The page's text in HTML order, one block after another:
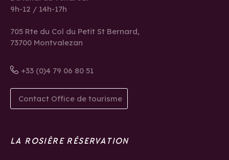
9h-12 / 14h-17h
705 Rte du Col du Petit St Bernard,
73700 Montvalezan
+33 (0)4 79 06 80 51
Contact Office de tourisme
LA ROSIÈRE RÉSERVATION